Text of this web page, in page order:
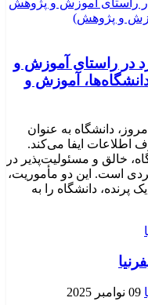
در راستای آموزش و
آموزش و
دانشگاه به عنوان
اطلاعات ایفا می‌کند.
خالق و مسئولیت‌پذیر در
است. این دو مأموریت،
دانشگاه را به
09 نوامبر 2025